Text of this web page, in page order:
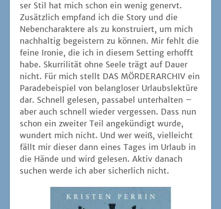
ser Stil hat mich schon ein wenig genervt.
Zusätz­lich emp­fand ich die Sto­ry und die
Neben­cha­rak­te­re als zu kon­stru­iert, um mich
nach­hal­tig begeis­tern zu kön­nen. Mir fehlt die
fei­ne Iro­nie, die ich in die­sem Set­ting erhofft
habe. Skur­ri­li­tät ohne See­le trägt auf Dau­er
nicht. Für mich stellt DAS MÖRDERARCHIV ein
Para­de­bei­spiel von belang­lo­ser Urlaubs­lek­tü­re
dar. Schnell gele­sen, pas­sa­bel unter­hal­ten –
aber auch schnell wie­der ver­ges­sen. Dass nun
schon ein zwei­ter Teil ange­kün­digt wur­de,
wun­dert mich nicht. Und wer weiß, viel­leicht
fällt mir die­ser dann eines Tages im Urlaub in
die Hän­de und wird gele­sen. Aktiv danach
suchen wer­de ich aber sicher­lich nicht.